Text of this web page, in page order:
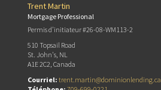
Trent Martin
Mortgage Professional
Permis d’initiateur #26-08-WM113-2
510 Topsail Road
St. John's, NL
A1E 2C2, Canada
Courriel: trent.martin@dominionlending.ca